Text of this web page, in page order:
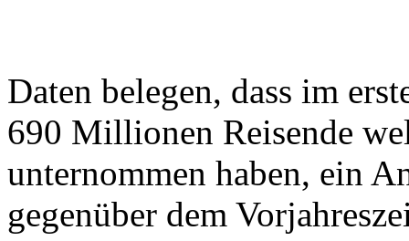
Daten belegen, dass im
690 Millionen Reisende
unternommen haben, ein
gegenüber dem